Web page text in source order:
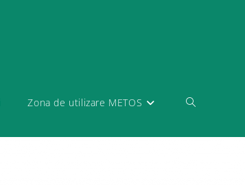
Zona de utilizare METOS